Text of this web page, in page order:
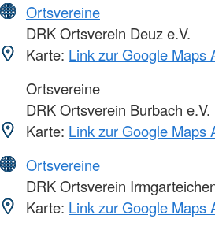
Ortsvereine
DRK Ortsverein Deuz e.V.
Karte: Link zur Google Maps
Ortsvereine
DRK Ortsverein Burbach e.V.
Karte: Link zur Google Maps
Ortsvereine
DRK Ortsverein
Karte: Link zur Google Maps